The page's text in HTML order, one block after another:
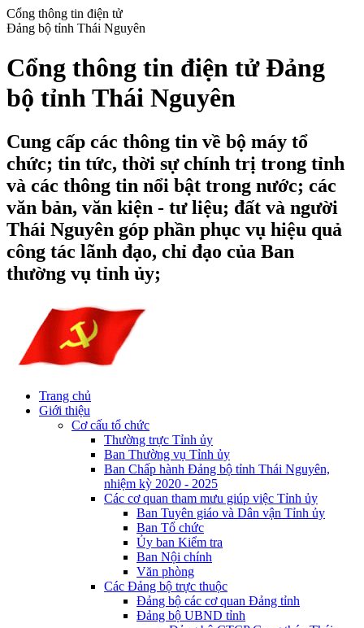
Cổng thông tin điện tử
Đảng bộ tỉnh Thái Nguyên
Cổng thông tin điện tử Đảng
bộ tỉnh Thái Nguyên
Cung cấp các thông tin về bộ máy tổ
chức; tin tức, thời sự chính trị trong tỉnh
và các thông tin nổi bật trong nước; các
văn bản, văn kiện - tư liệu; đất và người
Thái Nguyên góp phần phục vụ hiệu quả
công tác lãnh đạo, chỉ đạo của Ban
thường vụ tỉnh ủy;
Trang chủ
Giới thiệu
Cơ cấu tổ chức
Thường trực Tỉnh ủy
Ban Thường vụ Tỉnh ủy
Ban Chấp hành Đảng bộ tỉnh Thái Nguyên,
nhiệm kỳ 2020 - 2025
Các cơ quan tham mưu giúp việc Tỉnh ủy
Ban Tuyên giáo và Dân vận Tỉnh ủy
Ban Tổ chức
Ủy ban Kiểm tra
Ban Nội chính
Văn phòng
Các Đảng bộ trực thuộc
Đảng bộ các cơ quan Đảng tỉnh
Đảng bộ UBND tỉnh